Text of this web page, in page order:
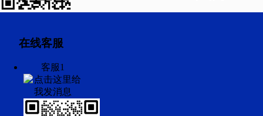
在线客服
客服1